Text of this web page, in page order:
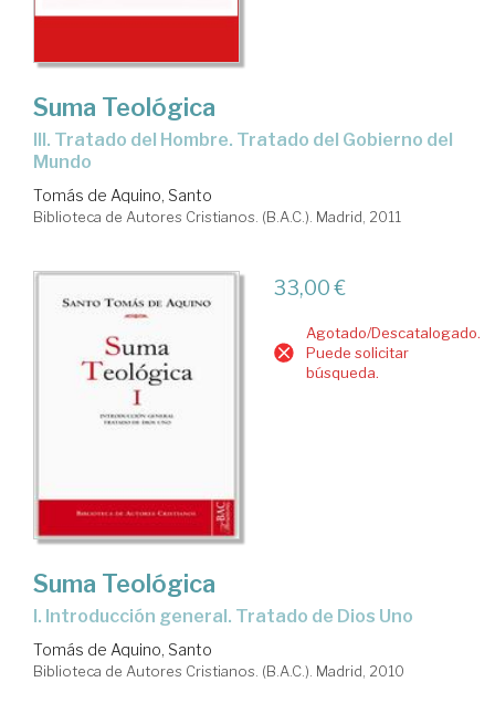
Suma Teológica
Mundo
Tomás de Aquino, Santo
Biblioteca de Autores Cristianos. (B.A.C.). Madrid, 2011
33,00 €
Agotado/Descatalogado.
Puede solicitar
búsqueda.
Suma Teológica
I. Introducción general. Tratado de Dios Uno
Tomás de Aquino, Santo
Biblioteca de Autores Cristianos. (B.A.C.). Madrid, 2010